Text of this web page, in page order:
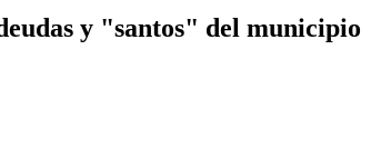
y "santos" del municipio